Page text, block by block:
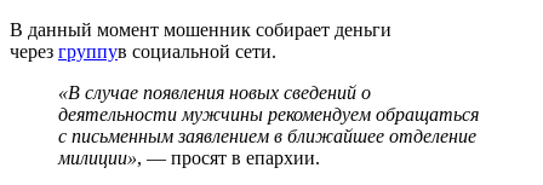
В данный момент мошенник собирает деньги
через группув социальной сети.
«В случае появления новых сведений о
деятельности мужчины рекомендуем обращаться
с письменным заявлением в ближайшее отделение
милиции», — просят в епархии.